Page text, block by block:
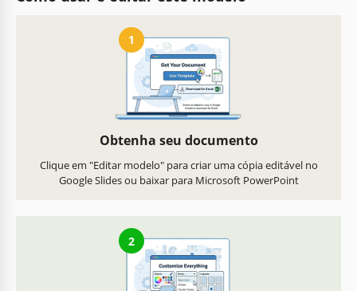
1
Obtenha seu documento
Clique em "Editar modelo" para criar uma cópia editável no
Google Slides ou baixar para Microsoft PowerPoint
2